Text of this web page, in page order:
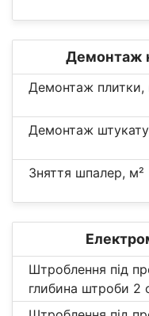
Демонтаж
Демонтаж плитки,
Демонтаж
Зняття шпалер, м²
Штроблення під
глибина штроби 2